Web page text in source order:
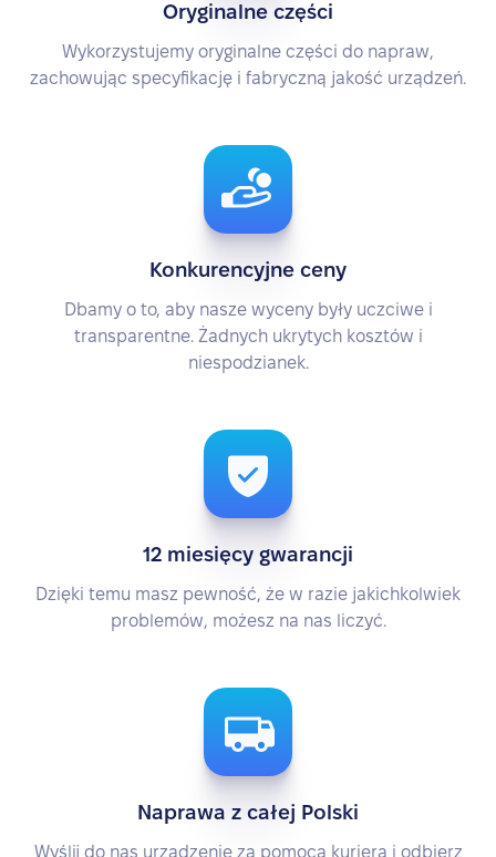
Oryginalne części
Wykorzystujemy oryginalne części do napraw,
zachowując specyfikację i fabryczną jakość urządzeń.
Konkurencyjne ceny
Dbamy o to, aby nasze wyceny były uczciwe i
transparentne. Żadnych ukrytych kosztów i
niespodzianek.
12 miesięcy gwarancji
Dzięki temu masz pewność, że w razie jakichkolwiek
problemów, możesz na nas liczyć.
Naprawa z całej Polski
Wyślij do nas urządzenie za pomocą kuriera i odbierz